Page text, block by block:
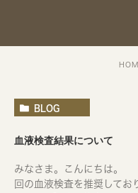
BLOG
血液検査結果について
みなさま。こんにちは。
回の血液検査を推奨して